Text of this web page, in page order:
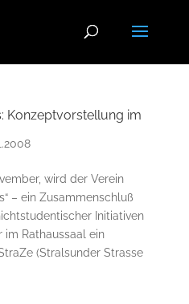
Konzeptvorstellung im
wird der Verein
– ein Zusammenschluß
Initiativen
im Rathaussaal ein
(Stralsunder Strasse